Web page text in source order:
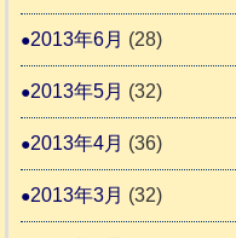
2013年6月 (28)
2013年5月 (32)
2013年4月 (36)
2013年3月 (32)